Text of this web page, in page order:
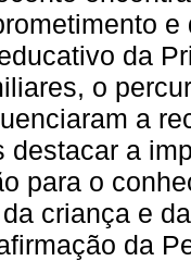
da
o
a
destacar a
para o
criança e
da